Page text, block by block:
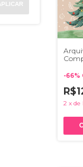
-66%
2 x de